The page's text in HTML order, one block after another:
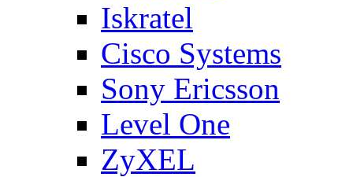
Iskratel
Cisco Systems
Sony Ericsson
Level One
ZyXEL